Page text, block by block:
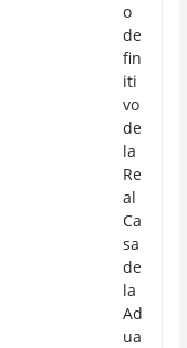
o
de
fin
iti
vo
de
la
Re
al
Ca
sa
de
la
Ad
ua